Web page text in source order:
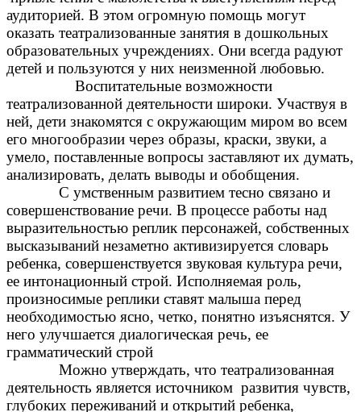
аудиторией. В этом огромную помощь могут
оказать театрализованные занятия в дошкольных
образовательных учреждениях. Они всегда радуют
детей и пользуются у них неизменной любовью.
Воспитательные возможности
театрализованной деятельности широки. Участвуя в
ней, дети знакомятся с окружающим миром во всем
его многообразии через образы, краски, звуки, а
умело, поставленные вопросы заставляют их думать,
анализировать, делать выводы и обобщения.
С умственным развитием тесно связано и
совершенствование речи. В процессе работы над
выразительностью реплик персонажей, собственных
высказываний незаметно активизируется словарь
ребенка, совершенствуется звуковая культура речи,
ее интонационный строй. Исполняемая роль,
произносимые реплики ставят малыша перед
необходимостью ясно, четко, понятно изъяснятся. У
него улучшается диалогическая речь, ее
грамматический строй
Можно утверждать, что театрализованная
деятельность является источником развития чувств,
глубоких переживаний и открытий ребенка,